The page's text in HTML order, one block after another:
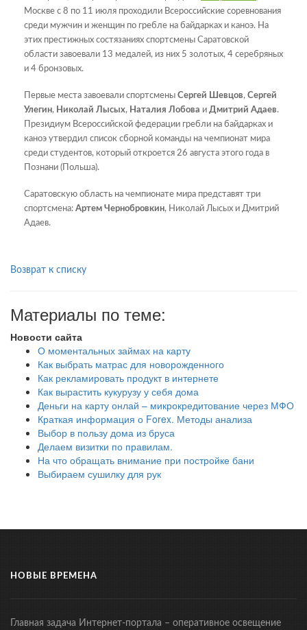
Москве с 8 по 11 июля проходили Всероссийские соревнования
среди мужчин и женщин по гребле на байдарках и каноэ. На
этих престижных состязаниях спортсмены Саратовской
области завоевали 13 медалей, из них 5 золотых, 4 серебряных
и 4 бронзовых.
Первые места завоевали спортсмены Сергей Шевцов, Сергей
Улегин, Николай Лысых, Наталия Лобова и Дмитрий Адаев.
Президиум Всероссийской федерации гребли на байдарках и
каноэ утвердил список сборной команды на чемпионат мира
среди студентов, который откроется 26 августа этого года в
Познани (Польша).
Саратовскую область на чемпионате мира представят три
спортсмена: Артем Чернобровкин, Николай Лысых и Дмитрий
Адаев.
Возврат к списку
Материалы по теме:
Новости сайта
О моментальных займах на карту
Как выбрать матрас для новорожденного
Как рекламировать продукт в интернете
Как вырастить кукурузу у себя дома
Деньги на карту онлай – микрокредитование через МФО
Краткая информация о Forex. Методы анализа
Выбор в пользу дома из бруса
Делаем визитки по правилам.
На что обращать внимание при постройке бани
Выбираем сушилку для рук
НОВЫЕ ВРЕМЕНА
Главная задача Интернет-портала – оперативное освещение